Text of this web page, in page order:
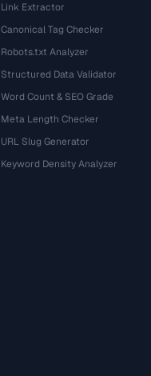
Link Extractor
Canonical Tag Checker
Robots.txt Analyzer
Structured Data Validator
Word Count & SEO Grade
Meta Length Checker
URL Slug Generator
Keyword Density Analyzer